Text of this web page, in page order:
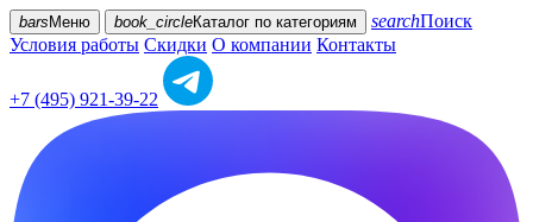
bars Меню book_circleКаталог по категориям searchПоиск
Условия работы Скидки О компании Контакты
+7 (495) 921-39-22